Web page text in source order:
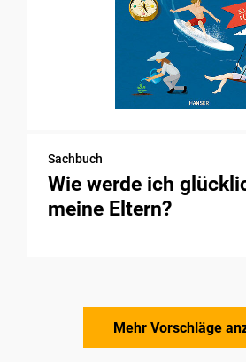
Sachbuch
Wie werde ich
meine Eltern?
Mehr Vorschläge